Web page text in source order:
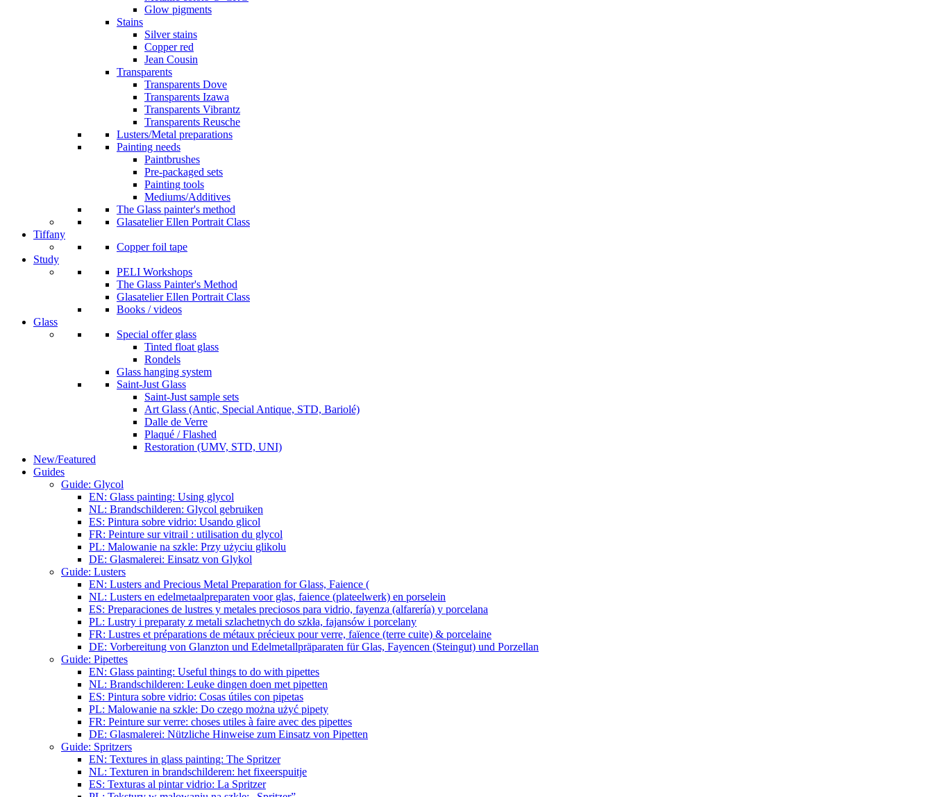
Glow pigments
Stains
Silver stains
Copper red
Jean Cousin
Transparents
Transparents Dove
Transparents Izawa
Transparents Vibrantz
Transparents Reusche
Lusters/Metal preparations
Painting needs
Paintbrushes
Pre-packaged sets
Painting tools
Mediums/Additives
The Glass painter's method
Glasatelier Ellen Portrait Class
Tiffany
Copper foil tape
Study
PELI Workshops
The Glass Painter's Method
Glasatelier Ellen Portrait Class
Books / videos
Glass
Special offer glass
Tinted float glass
Rondels
Glass hanging system
Saint-Just Glass
Saint-Just sample sets
Art Glass (Antic, Special Antique, STD, Bariolé)
Dalle de Verre
Plaqué / Flashed
Restoration (UMV, STD, UNI)
New/Featured
Guides
Guide: Glycol
EN: Glass painting: Using glycol
NL: Brandschilderen: Glycol gebruiken
ES: Pintura sobre vidrio: Usando glicol
FR: Peinture sur vitrail : utilisation du glycol
PL: Malowanie na szkle: Przy użyciu glikolu
DE: Glasmalerei: Einsatz von Glykol
Guide: Lusters
EN: Lusters and Precious Metal Preparation for Glass, Faience (
NL: Lusters en edelmetaalpreparaten voor glas, faience (plateelwerk) en porselein
ES: Preparaciones de lustres y metales preciosos para vidrio, fayenza (alfarería) y porcelana
PL: Lustry i preparaty z metali szlachetnych do szkła, fajansów i porcelany
FR: Lustres et préparations de métaux précieux pour verre, faïence (terre cuite) & porcelaine
DE: Vorbereitung von Glanzton und Edelmetallpräparaten für Glas, Fayencen (Steingut) und Porzellan
Guide: Pipettes
EN: Glass painting: Useful things to do with pipettes
NL: Brandschilderen: Leuke dingen doen met pipetten
ES: Pintura sobre vidrio: Cosas útiles con pipetas
PL: Malowanie na szkle: Do czego można użyć pipety
FR: Peinture sur verre: choses utiles à faire avec des pipettes
DE: Glasmalerei: Nützliche Hinweise zum Einsatz von Pipetten
Guide: Spritzers
EN: Textures in glass painting: The Spritzer
NL: Texturen in brandschilderen: het fixeerspuitje
ES: Texturas al pintar vidrio: La Spritzer